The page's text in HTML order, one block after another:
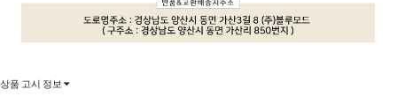
상품 고시 정보